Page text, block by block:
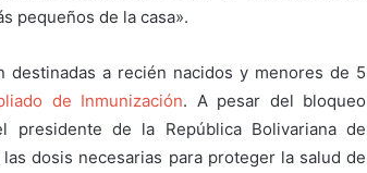
pequeños de la casa».
destinadas a recién nacidos y menores de 5
de Inmunización. A pesar del bloqueo
de la República Bolivariana de
dosis necesarias para proteger la salud de